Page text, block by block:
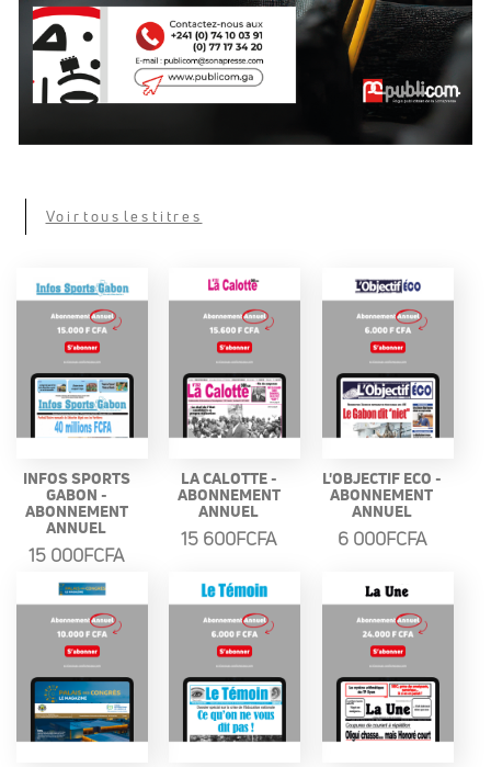
Voir tous les titres
INFOS SPORTS
GABON -
ABONNEMENT
ANNUEL
15 000FCFA
LA CALOTTE -
ABONNEMENT
ANNUEL
15 600FCFA
L'OBJECTIF ECO -
ABONNEMENT
ANNUEL
6 000FCFA